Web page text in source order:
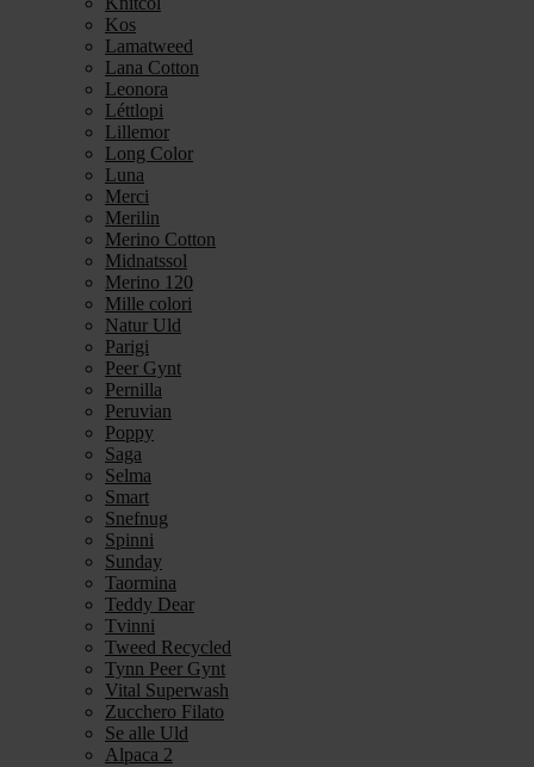
Kos
Lamatweed
Lana Cotton
Leonora
Léttlopi
Lillemor
Long Color
Luna
Merci
Merilin
Merino Cotton
Midnatssol
Merino 120
Mille colori
Natur Uld
Parigi
Peer Gynt
Pernilla
Peruvian
Poppy
Saga
Selma
Smart
Snefnug
Spinni
Sunday
Taormina
Teddy Dear
Tvinni
Tweed Recycled
Tynn Peer Gynt
Vital Superwash
Zucchero Filato
Se alle Uld
Alpaca 2